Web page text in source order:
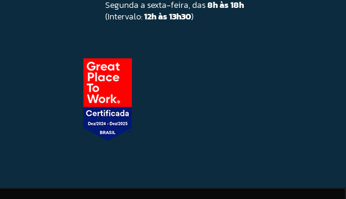
Segunda a sexta-feira, das8h às 18h
(Intervalo:12h às 13h30)